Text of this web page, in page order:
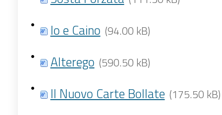
Io e Caino (94.00 kB)
Alterego (590.50 kB)
Il Nuovo Carte Bollate (175.50 kB)